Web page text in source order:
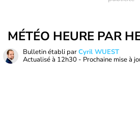
MÉTÉO HEURE PAR
Bulletin établi parCyril WUEST
Actualisé à 12h30 - Prochaine mise à